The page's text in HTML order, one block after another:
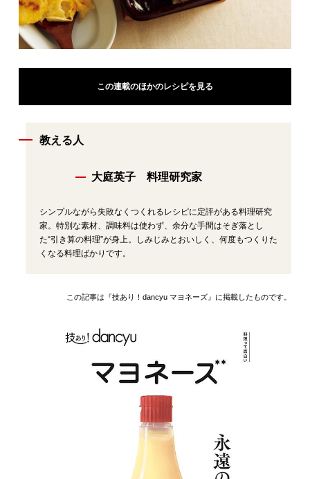
この連載のほかのレシピを見る
教える人
大庭英子 料理研究家
シンプルながら失敗なくつくれるレシピに定評がある料理研究
家。特別な素材、調味料は使わず、余分な手間はそぎ落とし
た“引き算の料理”が身上。しみじみとおいしく、何度もつくりた
くなる料理ばかりです。
この記事は『技あり！dancyu マヨネーズ』に掲載したものです。